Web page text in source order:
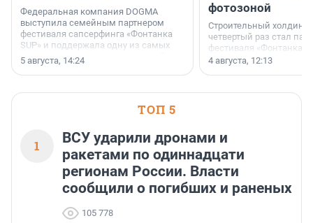
Федеральная компания DOGMA
выступила семейным партнером
фестиваля сапсерфинга «Фонтанка
SUP» и поддержала одну из самых
ярких и романтичных номинаций —
«SUP-свадьба».
5 августа, 14:24
фотозоной
Строительный холдинг
четвертый раз стал
фестиваля «Фонтанка
раз компания
посетителям
4 августа, 12:13
ТОП 5
1
ВСУ ударили дронами и
ракетами по одиннадцати
регионам России. Власти
сообщили о погибших и раненых
105 778